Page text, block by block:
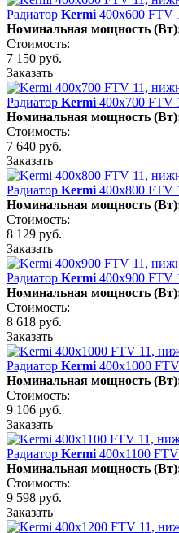
Радиатор Kermi 400х600 FTV
Номинальная мощность
Стоимость:
7 150 руб.
Заказать
Радиатор Kermi 400х700 FTV
Номинальная мощность
Стоимость:
7 640 руб.
Заказать
Радиатор Kermi 400х800 FTV
Номинальная мощность
Стоимость:
8 129 руб.
Заказать
Радиатор Kermi 400х900 FTV
Номинальная мощность
Стоимость:
8 618 руб.
Заказать
Радиатор Kermi 400х1000
Номинальная мощность
Стоимость:
9 106 руб.
Заказать
Радиатор Kermi 400х1100
Номинальная мощность
Стоимость:
9 598 руб.
Заказать